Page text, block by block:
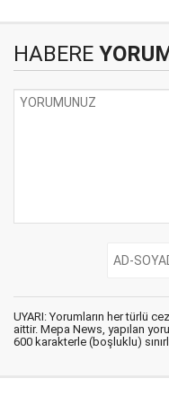
HABERE
UYARI: Yorumların her türlü
aittir. Mepa News, yapılan
600 karakterle (boşluklu)